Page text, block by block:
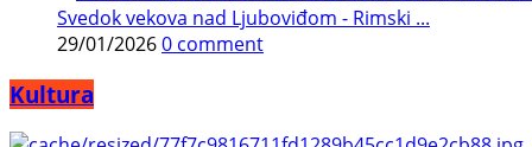
Svedok vekova nad Ljuboviđom - Rimski ...
29/01/20260 comment
Kultura